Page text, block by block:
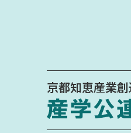
京都知恵産業